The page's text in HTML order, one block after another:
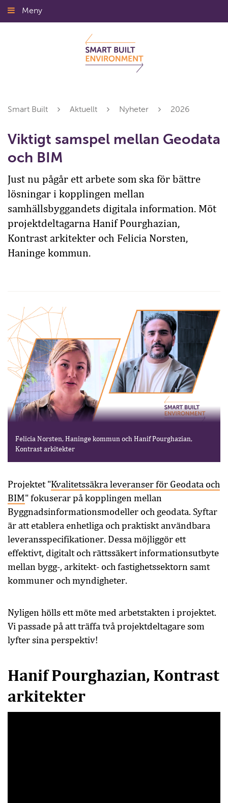
Gå
till
Meny
Smart Built Aktuellt Nyheter 2026
Viktigt samspel mellan Geodata
och BIM
Just nu pågår ett arbete som ska för bättre
lösningar i kopplingen mellan
samhällsbyggandets digitala information. Möt
projektdeltagarna Hanif Pourghazian,
Kontrast arkitekter och Felicia Norsten,
Haninge kommun.
Felicia Norsten, Haninge kommun och Hanif Pourghazian,
Kontrast arkitekter
Projektet "Kvalitetssäkra leveranser för Geodata och
BIM" fokuserar på kopplingen mellan
Byggnadsinformationsmodeller och geodata. Syftar
är att etablera enhetliga och praktiskt användbara
leveransspecifikationer. Dessa möjliggör ett
effektivt, digitalt och rättssäkert informationsutbyte
mellan bygg-, arkitekt- och fastighetssektorn samt
kommuner och myndigheter.
Nyligen hölls ett möte med arbetstakten i projektet.
Vi passade på att träffa två projektdeltagare som
lyfter sina perspektiv!
Hanif Pourghazian, Kontrast
arkitekter